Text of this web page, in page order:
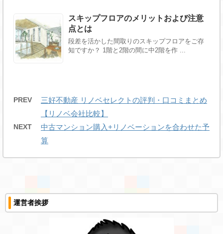
スキップフロアのメリットおよび注意
点とは
段差を活かした間取りのスキップフロアをご存
知ですか？ 1階と2階の間に中2階を作 ...
PREV
三好不動産 リノベセレクトの評判・口コミまとめ
【リノベ会社比較】
NEXT
中古マンション購入+リノベーションを合わせた予
算
運営者挨拶